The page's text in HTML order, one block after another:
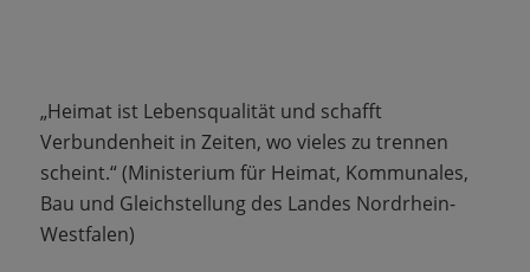
„Heimat ist Lebensqualität und schafft
Verbundenheit in Zeiten, wo vieles zu trennen
scheint.“ (Ministerium für Heimat, Kommunales,
Bau und Gleichstellung des Landes Nordrhein-
Westfalen)